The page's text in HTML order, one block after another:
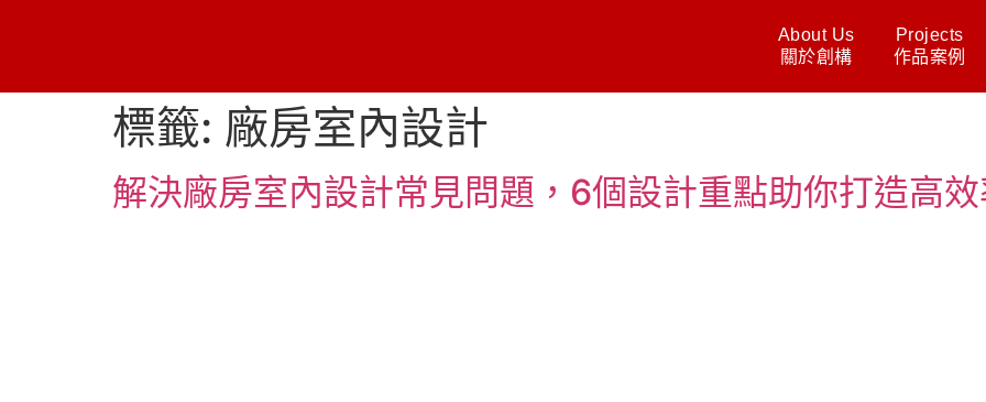
About Us
關於創構
Projects
作品案例
標籤: 廠房室內設計
解決廠房室內設計常見問題，6個設計重點助你打造高